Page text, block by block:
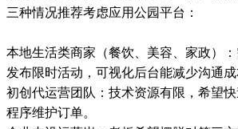
三种情况推荐考虑应用公园平台：
本地生活类商家（餐饮、美容、家政）：
发布限时活动，可视化后台能减少沟通
初创代运营团队：技术资源有限，希望
程序维护订单。